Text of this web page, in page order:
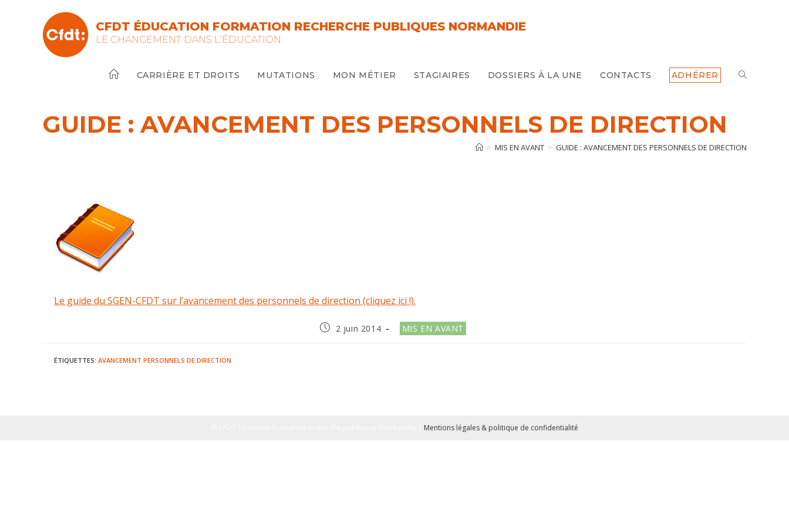
CFDT ÉDUCATION FORMATION RECHERCHE PUBLIQUES NORMANDIE
LE CHANGEMENT DANS L'ÉDUCATION
CARRIÈRE ET DROITS MUTATIONS MON MÉTIER STAGIAIRES DOSSIERS À LA UNE CONTACTS ADHÉRER TOGGLE
SEARCH
GUIDE : AVANCEMENT DES PERSONNELS DE DIRECTION
> MIS EN AVANT > GUIDE : AVANCEMENT DES PERSONNELS DE DIRECTION
Le guide du SGEN-CFDT sur l’avancement des personnels de direction (cliquez ici !).
Publication
2 juin 2014
Post
category:
MIS EN AVANT
ÉTIQUETTES: AVANCEMENT PERSONNELS DE DIRECTION
Mentions légales & politique de confidentialité